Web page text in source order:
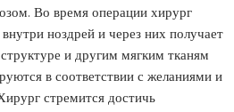
Во время операции хирург
ноздрей и через них получает
и другим мягким тканям
в соответствии с желаниями и
стремится достичь